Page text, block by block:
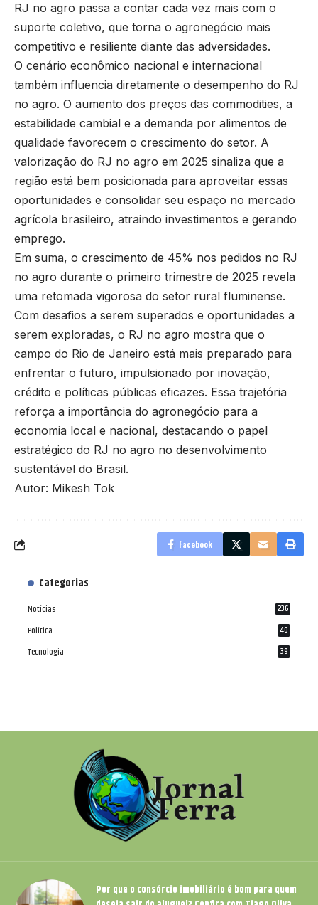
RJ no agro passa a contar cada vez mais com o
suporte coletivo, que torna o agronegócio mais
competitivo e resiliente diante das adversidades.
O cenário econômico nacional e internacional
também influencia diretamente o desempenho do RJ
no agro. O aumento dos preços das commodities, a
estabilidade cambial e a demanda por alimentos de
qualidade favorecem o crescimento do setor. A
valorização do RJ no agro em 2025 sinaliza que a
região está bem posicionada para aproveitar essas
oportunidades e consolidar seu espaço no mercado
agrícola brasileiro, atraindo investimentos e gerando
emprego.
Em suma, o crescimento de 45% nos pedidos no RJ
no agro durante o primeiro trimestre de 2025 revela
uma retomada vigorosa do setor rural fluminense.
Com desafios a serem superados e oportunidades a
serem exploradas, o RJ no agro mostra que o
campo do Rio de Janeiro está mais preparado para
enfrentar o futuro, impulsionado por inovação,
crédito e políticas públicas eficazes. Essa trajetória
reforça a importância do agronegócio para a
economia local e nacional, destacando o papel
estratégico do RJ no agro no desenvolvimento
sustentável do Brasil.
Autor: Mikesh Tok
Facebook
Categorias
Notícias 236
Política 40
Tecnologia 39
Por que o consórcio imobiliário é bom para quem